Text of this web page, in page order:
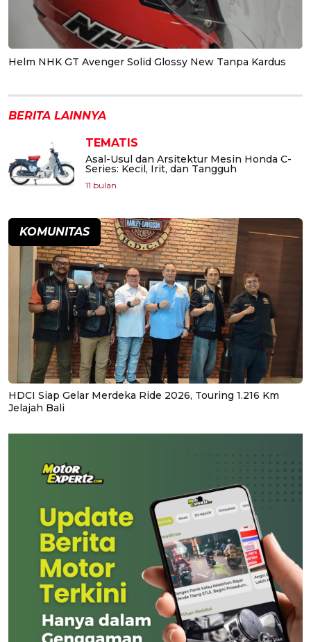
Helm NHK GT Avenger Solid Glossy New Tanpa Kardus
BERITA LAINNYA
TEMATIS
Asal-Usul dan Arsitektur Mesin Honda C-
Series: Kecil, Irit, dan Tangguh
11 bulan
KOMUNITAS
HDCI Siap Gelar Merdeka Ride 2026, Touring 1.216 Km
Jelajah Bali